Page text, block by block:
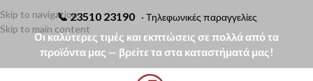
📞23510 23190 · Τηλεφωνικές παραγγελίες
Οι καλύτερες τιμές και εκπτώσεις σε πολλά από τα
προϊόντα μας — βρείτε τα στα καταστήματά μας!
Skip to navigation
Skip to main content